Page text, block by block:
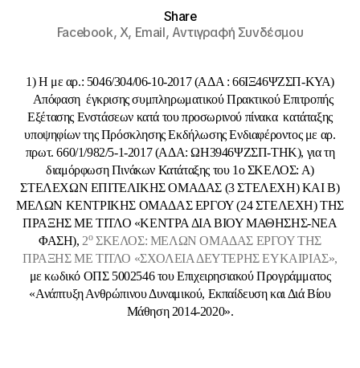
Share
Facebook,X, Email,Αντιγραφή Συνδέσμου
1) Η με αρ.: 5046/304/06-10-2017 (ΑΔΑ : 66ΙΞ46ΨΖΣΠ-ΚΥΑ)
Απόφαση έγκρισης συμπληρωματικού Πρακτικού Επιτροπής
Εξέτασης Ενστάσεων κατά του προσωρινού πίνακα κατάταξης
υποψηφίων της Πρόσκλησης Εκδήλωσης Ενδιαφέροντος με αρ.
πρωτ. 660/1/982/5-1-2017 (ΑΔΑ: ΩΗ3946ΨΖΣΠ-ΤΗΚ), για τη
διαμόρφωση Πινάκων Κατάταξης του 1ο ΣΚΕΛΟΣ: Α)
ΣΤΕΛΕΧΩΝ ΕΠΙΤΕΛΙΚΗΣ ΟΜΑΔΑΣ (3 ΣΤΕΛΕΧΗ) ΚΑΙ Β)
ΜΕΛΩΝ ΚΕΝΤΡΙΚΗΣ ΟΜΑΔΑΣ ΕΡΓΟΥ (24 ΣΤΕΛΕΧΗ) ΤΗΣ
ΠΡΑΞΗΣ ΜΕ ΤΙΤΛΟ «ΚΕΝΤΡΑ ΔΙΑ ΒΙΟΥ ΜΑΘΗΣΗΣ-ΝΕΑ
ΦΑΣΗ), 2οΣΚΕΛΟΣ: ΜΕΛΩΝ ΟΜΑΔΑΣ ΕΡΓΟΥ ΤΗΣ
ΠΡΑΞΗΣ ΜΕ ΤΙΤΛΟ «ΣΧΟΛΕΙΑ ΔΕΥΤΕΡΗΣ ΕΥΚΑΙΡΙΑΣ»,
με κωδικό ΟΠΣ 5002546 του Επιχειρησιακού Προγράμματος
«Ανάπτυξη Ανθρώπινου Δυναμικού, Εκπαίδευση και Διά Βίου
Μάθηση 2014-2020».